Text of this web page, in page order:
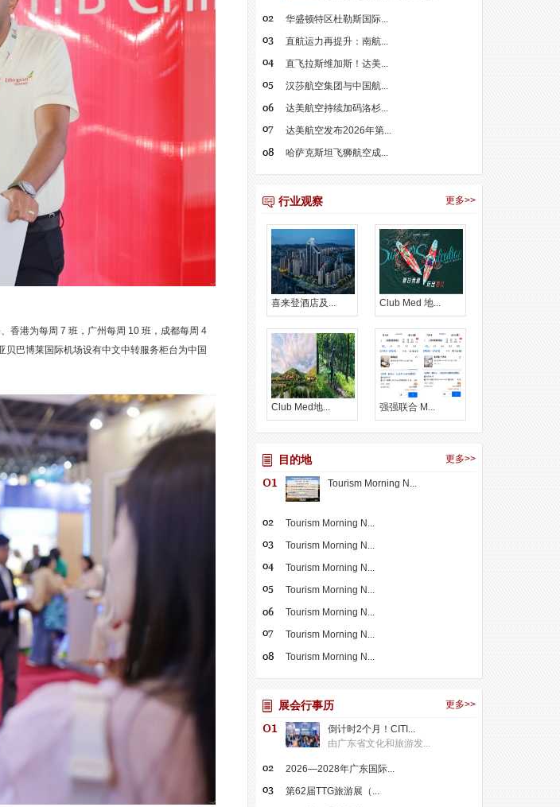
香港为每周 7 班，广州每周 10 班，成都每周 4
巴博莱国际机场设有中文中转服务柜台为中国
华盛顿特区杜勒斯国际...
直航运力再提升：南航...
直飞拉斯维加斯！达美...
汉莎航空集团与中国航...
达美航空持续加码洛杉...
达美航空发布2026年第...
哈萨克斯坦飞狮航空成...
更多>>
行业观察
喜来登酒店及... Club Med 地...
Club Med地... 强强联合 M...
更多>>
目的地
Tourism Morning N...
Tourism Morning N...
Tourism Morning N...
Tourism Morning N...
Tourism Morning N...
Tourism Morning N...
Tourism Morning N...
Tourism Morning N...
更多>>
展会行事历
倒计时2个月！CITI...
由广东省文化和旅游发...
2026—2028年广东国际...
第62届TTG旅游展（...